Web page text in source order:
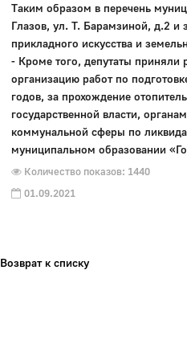
Таким образом в перечень
Глазов, ул. Т. Барамзиной, д.2 и
прикладного искусства и
- Кроме того, депутаты приняли
организацию работ по
годов, за прохождение
государственной власти,
коммунальной сферы по
муниципальном образовании
Количество показов: 1440
01.09.2021
Возврат к списку